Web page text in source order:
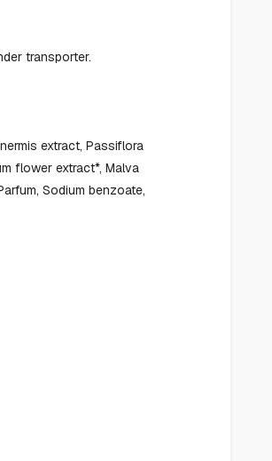
transporter.
extract, Passiflora
flower extract*, Malva
Sodium benzoate,